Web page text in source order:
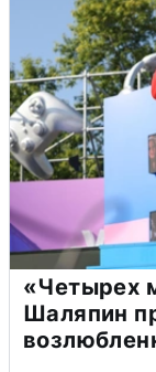
«Четырех
Шаляпин